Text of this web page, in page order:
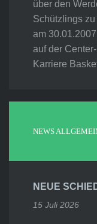
über den
Schützlings
am
auf der
Karriere
NEWS
NEUE
15 Juli 2026